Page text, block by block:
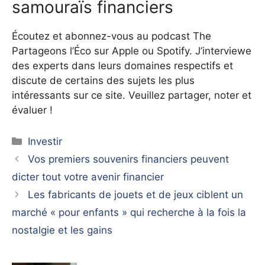
samouraïs financiers
Écoutez et abonnez-vous au podcast The
Partageons l’Éco sur Apple ou Spotify. J’interviewe
des experts dans leurs domaines respectifs et
discute de certains des sujets les plus
intéressants sur ce site. Veuillez partager, noter et
évaluer !
Catégories
Investir
Vos premiers souvenirs financiers peuvent
dicter tout votre avenir financier
Les fabricants de jouets et de jeux ciblent un
marché « pour enfants » qui recherche à la fois la
nostalgie et les gains